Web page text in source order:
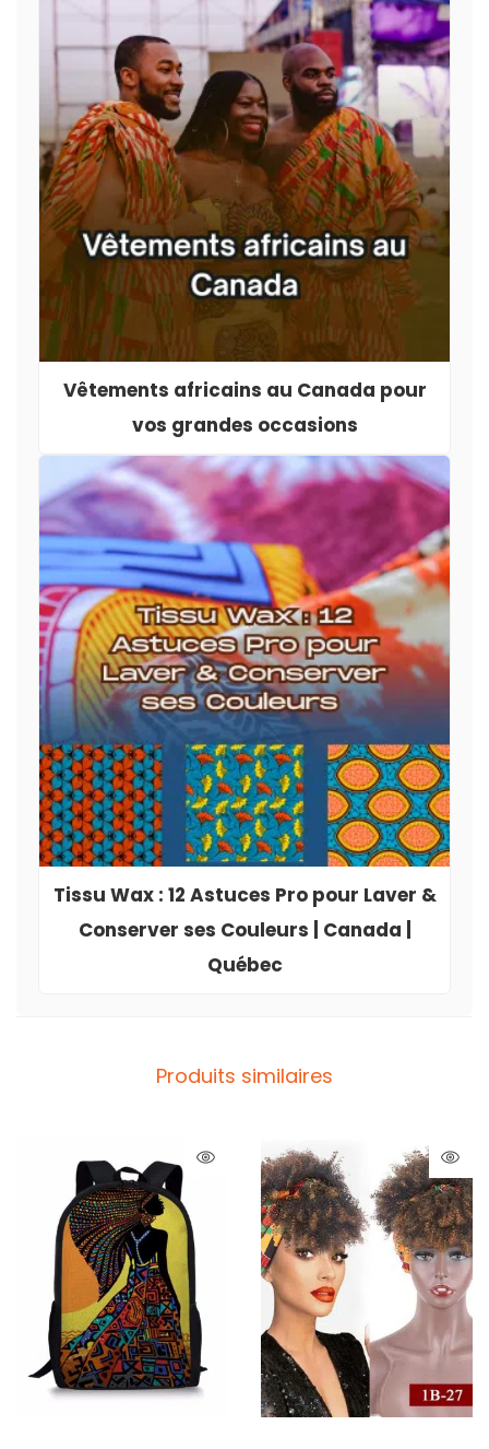
Vêtements africains au Canada pour
vos grandes occasions
Tissu Wax : 12 Astuces Pro pour Laver &
Conserver ses Couleurs | Canada |
Québec
Produits similaires